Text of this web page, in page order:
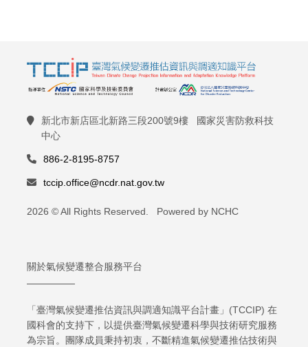
新北市新店區北新路三段200號9樓 國家災害防救科技
中心
886-2-8195-8757
tccip.office@ncdr.nat.gov.tw
2026 © All Rights Reserved. Powered by NCHC
關於氣候變遷整合服務平台
「臺灣氣候變遷推估資訊與調適知識平台計畫」(TCCIP) 在
國科會的支持下，以提供臺灣氣候變遷科學與技術研究服務
為宗旨。團隊成員秉持初衷，不斷精進氣候變遷推估技術與